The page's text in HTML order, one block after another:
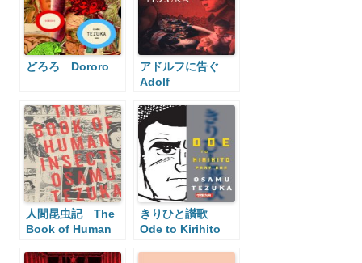
どろろ Dororo
アドルフに告ぐ
Adolf
人間昆虫記 The
Book of Human
きりひと讃歌
Ode to Kirihito